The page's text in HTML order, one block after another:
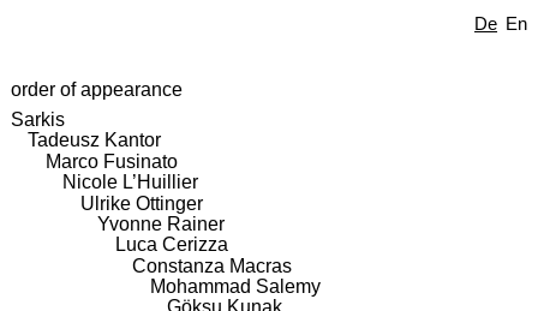
De En
order of appearance
Sarkis
Tadeusz Kantor
Marco Fusinato
Nicole L’Huillier
Ulrike Ottinger
Yvonne Rainer
Luca Cerizza
Constanza Macras
Mohammad Salemy